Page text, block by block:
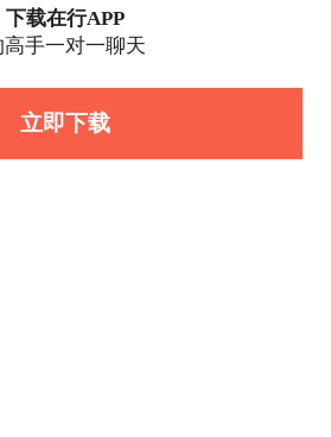
下载在行APP
高手一对一聊天
立即下载